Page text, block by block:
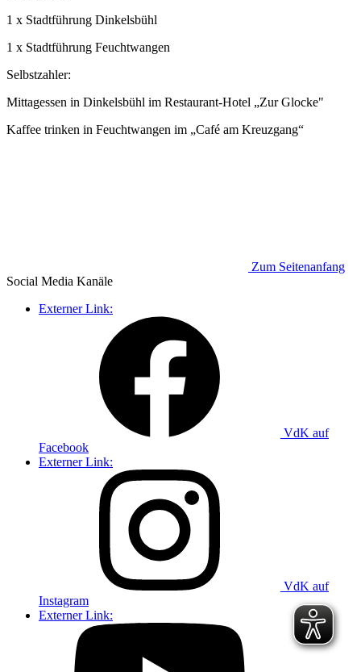
1 x Stadtführung Dinkelsbühl
1 x Stadtführung Feuchtwangen
Selbstzahler:
Mittagessen in Dinkelsbühl im Restaurant-Hotel „Zur Glocke"
Kaffee trinken in Feuchtwangen im „Café am Kreuzgang“
Zum Seitenanfang
Social Media Kanäle
Externer Link:
VdK auf
Facebook
Externer Link:
VdK auf
Instagram
Externer Link: